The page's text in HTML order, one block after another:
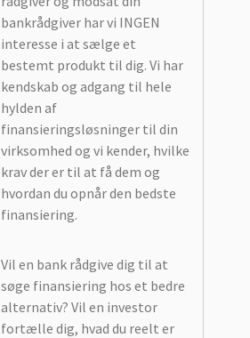
bankrådgiver har vi INGEN
interesse i at sælge et
bestemt produkt til dig. Vi har
kendskab og adgang til hele
hylden af
finansieringsløsninger til din
virksomhed og vi kender, hvilke
krav der er til at få dem og
hvordan du opnår den bedste
finansiering.
Vil en bank rådgive dig til at
søge finansiering hos et bedre
alternativ? Vil en investor
fortælle dig, hvad du reelt er